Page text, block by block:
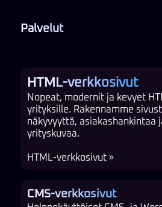
Palvelut
HTML-verkkosivut
Nopeat, modernit ja kevyet
yrityksille. Rakennamme
näkyvyyttä, asiakashankintaa
yrityskuvaa.
HTML-verkkosivut »
CMS-verkkosivut